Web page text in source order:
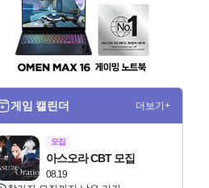
게임 캘린더 더보기+
모집
08.19
아스오라 CBT 모집